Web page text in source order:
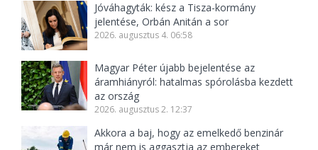
Jóváhagyták: kész a Tisza-kormány
jelentése, Orbán Anitán a sor
2026. augusztus 4. 06:58
Magyar Péter újabb bejelentése az
áramhiányról: hatalmas spórolásba kezdett
az ország
2026. augusztus 2. 12:37
Akkora a baj, hogy az emelkedő benzinár
már nem is aggasztja az embereket